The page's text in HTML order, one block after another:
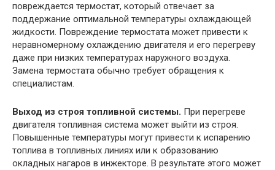
повреждается термостат, который отвечает за
поддержание оптимальной температуры охлаждающей
жидкости. Повреждение термостата может привести к
неравномерному охлаждению двигателя и его перегреву
даже при низких температурах наружного воздуха.
Замена термостата обычно требует обращения к
специалистам.
Выход из строя топливной системы. При перегреве
двигателя топливная система может выйти из строя.
Повышенные температуры могут привести к испарению
топлива в топливных линиях или к образованию
окладных нагаров в инжекторе. В результате этого может